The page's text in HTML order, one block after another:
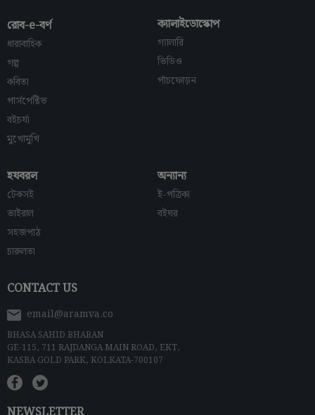
রোব-e-বর্ণ
ধারাবাহিক
গল্প
কবিতা
পার্সপেক্টিভ
বইচর্যা
মুখোমুখি
ক্যালাইডোস্কোপ
গ্যালারি
ভিডিও
পাঁচফোড়ন
হযবরল
টেকসই
ভাইরাল
সহজপাঠ
চারুলতা
অন্যান্য
ই-পত্রিকা
বইঘর
CONTACT US
email@aramva.co
BHASA SAHID BHABAN
GE-115, 711 RAJDANGA MAIN ROAD, EKT,
KASBA GOLD PARK, KOLKATA-700107